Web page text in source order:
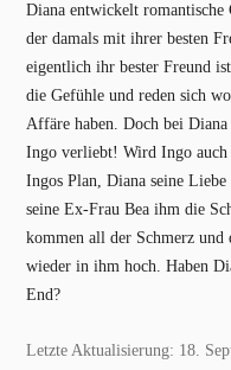
Diana entwickelt
der damals mit ihrer besten
eigentlich ihr bester Freund
die Gefühle und reden sich
Affäre haben. Doch bei
Ingo verliebt! Wird Ingo auch
Ingos Plan, Diana seine
seine Ex-Frau Bea ihm die
kommen all der Schmerz und
wieder in ihm hoch. Haben
End?
Letzte Aktualisierung: 18.